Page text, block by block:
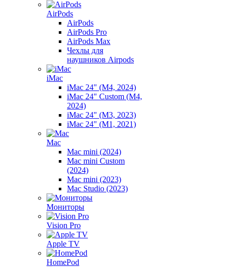
AirPods
AirPods
AirPods Pro
AirPods Max
Чехлы для
наушников Airpods
iMac
iMac 24" (M4, 2024)
iMac 24" Custom (M4,
2024)
iMac 24" (M3, 2023)
iMac 24" (M1, 2021)
Mac
Mac mini (2024)
Mac mini Custom
(2024)
Mac mini (2023)
Mac Studio (2023)
Мониторы
Vision Pro
Apple TV
HomePod